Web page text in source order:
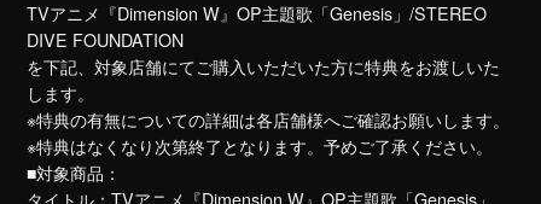
TVアニメ『Dimension W』OP主題歌「Genesis」/STEREO
DIVE FOUNDATION
を下記、対象店舗にてご購入いただいた方に特典をお渡しいた
します。
※特典の有無についての詳細は各店舗様へご確認お願いします。
※特典はなくなり次第終了となります。予めご了承ください。
■対象商品：